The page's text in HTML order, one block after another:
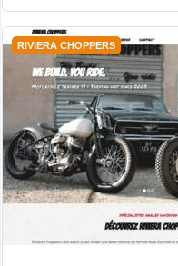
RIVIERA CHOPPERS